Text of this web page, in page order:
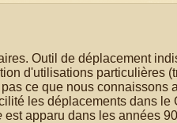
Outil de déplacement
d'utilisations particulières
ce que nous connaissons
les déplacements dans
est apparu dans les années